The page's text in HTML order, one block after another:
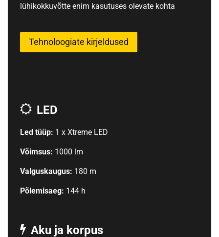
lühikokkuvõtte enim kasutuses olevate kohta
Tehnoloogiate kirjeldused
LED
Led tüüp: 1 x Xtreme LED
Võimsus: 1000 lm
Valguskaugus: 180 m
Põlemisaeg: 144 h
Aku ja korpus